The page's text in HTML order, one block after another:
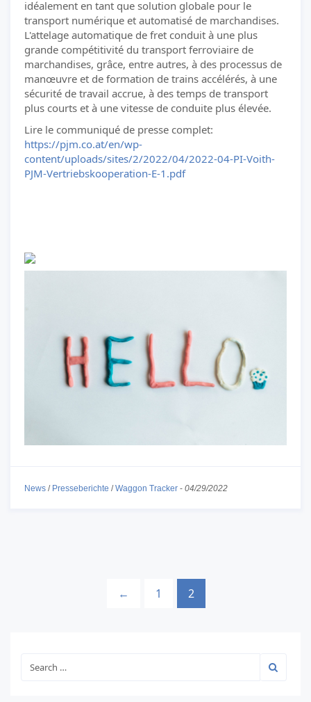
idéalement en tant que solution globale pour le
transport numérique et automatisé de marchandises.
L'attelage automatique de fret conduit à une plus
grande compétitivité du transport ferroviaire de
marchandises, grâce, entre autres, à des processus de
manœuvre et de formation de trains accélérés, à une
sécurité de travail accrue, à des temps de transport
plus courts et à une vitesse de conduite plus élevée.
Lire le communiqué de presse complet:
https://pjm.co.at/en/wp-
content/uploads/sites/2/2022/04/2022-04-PI-Voith-
PJM-Vertriebskooperation-E-1.pdf
News / Presseberichte /Waggon Tracker - 04/29/2022
← 1 2